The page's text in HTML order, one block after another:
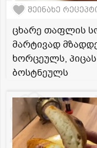
შეინახე
ცხარე თაფლის
მარტივად
ხორცეულს,
ბოსტნეულს